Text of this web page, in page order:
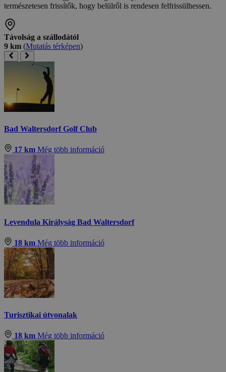
természetesen frissítők, hogy belülről is rendesen felfrissülhessen.
Távolság a szállodától
9 km (Mutatás térképen)
Bad Waltersdorf Golf Club
17 km Még több információ
Levendula Királyság Bad Waltersdorf
18 km Még több információ
Turisztikai útvonalak
18 km Még több információ